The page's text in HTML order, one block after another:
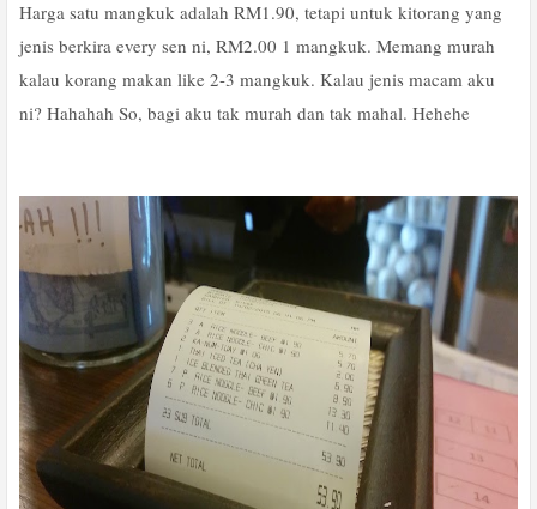
Harga satu mangkuk adalah RM1.90, tetapi untuk kitorang yang
jenis berkira every sen ni, RM2.00 1 mangkuk. Memang murah
kalau korang makan like 2-3 mangkuk. Kalau jenis macam aku
ni? Hahahah So, bagi aku tak murah dan tak mahal. Hehehe